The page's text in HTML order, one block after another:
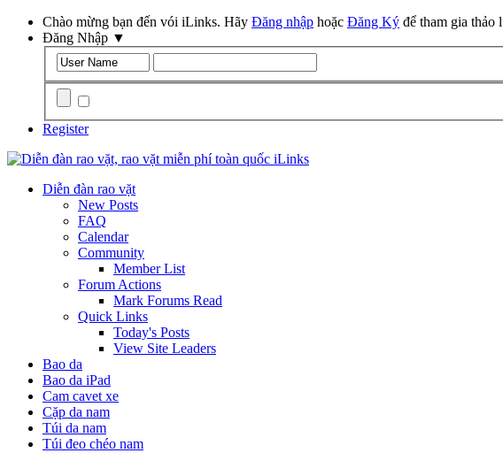
Chào mừng bạn đến vói iLinks. Hãy Đăng nhập hoặc Đăng Ký để tham gia thảo
Đăng Nhập ▼
Register
Diễn đàn rao vặt
New Posts
FAQ
Calendar
Community
Member List
Forum Actions
Mark Forums Read
Quick Links
Today's Posts
View Site Leaders
Bao da
Bao da iPad
Cam cavet xe
Cặp da nam
Túi da nam
Túi đeo chéo nam